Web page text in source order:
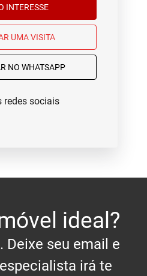
TENHO INTERESSE
AGENDAR UMA VISITA
NO WHATSAPP
redes sociais
ideal?
Deixe seu email e
irá te